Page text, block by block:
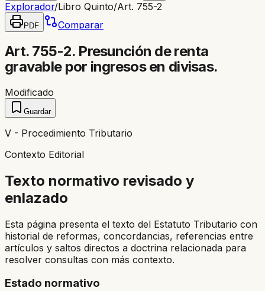
Explorador/Libro Quinto/Art. 755-2
PDF Comparar
Art. 755-2. Presunción de renta
gravable por ingresos en divisas.
Modificado
Guardar
V - Procedimiento Tributario
Contexto Editorial
Texto normativo revisado y
enlazado
Esta página presenta el texto del Estatuto Tributario con
historial de reformas, concordancias, referencias entre
artículos y saltos directos a doctrina relacionada para
resolver consultas con más contexto.
Estado normativo